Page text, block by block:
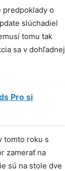
predpoklady o
slúchadiel
tomu tak
sa v dohľadnej
Pro si
tomto roku s
zamerať na
sú na stole dve